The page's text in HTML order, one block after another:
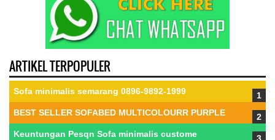
ARTIKEL TERPOPULER
Sofa minimalis semarang 0896-9892-1999
BEST SELLER SOFABED MULTICOLOURR PURPLE
Keuntungan Pesqn Sofa minimalis custome